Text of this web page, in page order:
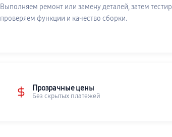
Выполняем ремонт или замену деталей, затем
проверяем функции и качество сборки.
Прозрачные цены
Без скрытых платежей